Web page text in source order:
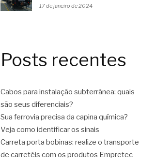
17 de janeiro de 2024
Posts recentes
Cabos para instalação subterrânea: quais
são seus diferenciais?
Sua ferrovia precisa da capina química?
Veja como identificar os sinais
Carreta porta bobinas: realize o transporte
de carretéis com os produtos Empretec